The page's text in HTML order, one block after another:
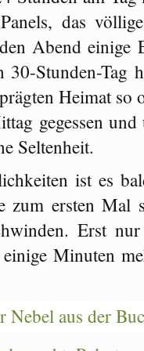
das
Abend einige
Stunden-Tag
Heimat so
gegessen
Seltenheit.
ist es
zum ersten Mal
Erst
Minuten